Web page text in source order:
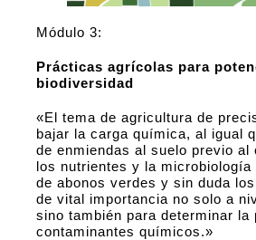
Módulo 3:
Prácticas agrícolas para
biodiversidad
«El tema de agricultura de
bajar la carga química, al igual
de enmiendas al suelo previo al
los nutrientes y la microbiología
de abonos verdes y sin duda
de vital importancia no solo a
sino también para determinar la
contaminantes químicos.»